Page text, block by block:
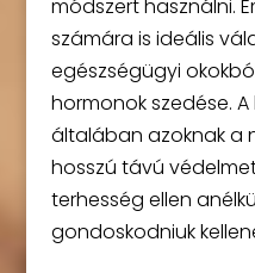
módszert használni.
számára is ideális
egészségügyi
hormonok szedése.
általában azoknak a
hosszú távú
terhesség ellen
gondoskodniuk